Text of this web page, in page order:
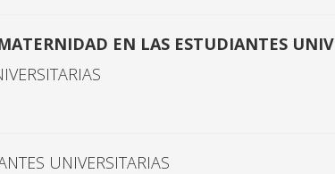
EN LAS ESTUDIANTES
UNIVERSITARIAS